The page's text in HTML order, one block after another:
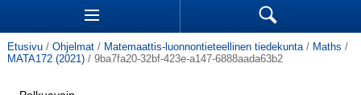
Sections Search
Etusivu / Ohjelmat / Matemaattis-luonnontieteellinen tiedekunta / Maths /
MATA172 (2021) / 9ba7fa20-32bf-423e-a147-6888aada63b2